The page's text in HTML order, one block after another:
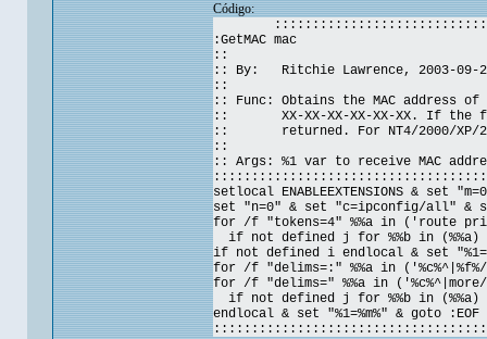
Código:
:GetMAC mac
::
:: By: Ritchie Lawrence, 2003-09-
::
:: Func: Obtains the MAC address
:: XX-XX-XX-XX-XX-XX. If the
:: returned. For NT4/2000/XP/
::
:: Args: %1 var to receive MAC
setlocal ENABLEEXTENSIONS & set
set "n=0" & set "c=ipconfig/all" &
for /f "tokens=4" %%a in ('route
if not defined j for %%b in
if not defined i endlocal & set
for /f "delims=:" %%a in
for /f "delims=" %%a in
if not defined j for %%b in (%%a)
endlocal & set "%1=%m%" & goto :EOF